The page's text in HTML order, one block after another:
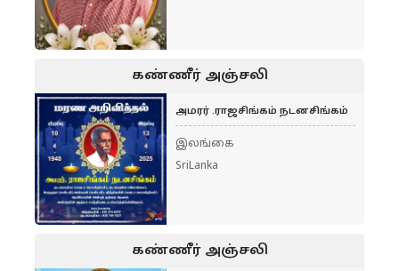
கண்ணீர் அஞ்சலி
அமரர் .ராஜசிங்கம் நடனசிங்கம்
இலங்கை
SriLanka
கண்ணீர் அஞ்சலி